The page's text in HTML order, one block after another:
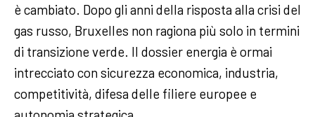
è cambiato. Dopo gli anni della risposta alla crisi del
gas russo, Bruxelles non ragiona più solo in termini
di transizione verde. Il dossier energia è ormai
intrecciato con sicurezza economica, industria,
competitività, difesa delle filiere europee e